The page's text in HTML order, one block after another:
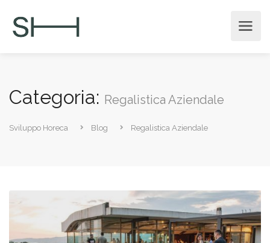
Categoria: Regalistica Aziendale
Sviluppo Horeca Blog Regalistica Aziendale